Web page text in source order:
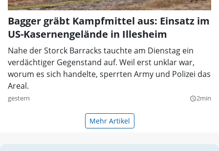
Bagger gräbt Kampfmittel aus: Einsatz im
US-Kasernengelände in Illesheim
Nahe der Storck Barracks tauchte am Dienstag ein
verdächtiger Gegenstand auf. Weil erst unklar war,
worum es sich handelte, sperrten Army und Polizei das
Areal.
gestern query_builder2min
Mehr Artikel